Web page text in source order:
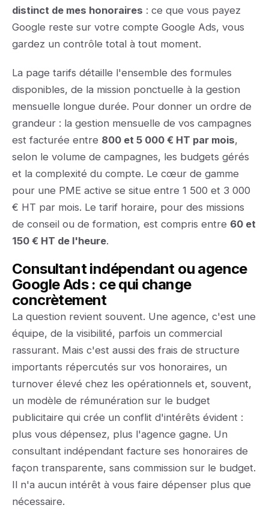
distinct de mes honoraires : ce que vous payez
Google reste sur votre compte Google Ads, vous
gardez un contrôle total à tout moment.
La page tarifs détaille l'ensemble des formules
disponibles, de la mission ponctuelle à la gestion
mensuelle longue durée. Pour donner un ordre de
grandeur : la gestion mensuelle de vos campagnes
est facturée entre 800 et 5 000 € HT par mois,
selon le volume de campagnes, les budgets gérés
et la complexité du compte. Le cœur de gamme
pour une PME active se situe entre 1 500 et 3 000
€ HT par mois. Le tarif horaire, pour des missions
de conseil ou de formation, est compris entre 60 et
150 € HT de l'heure.
Consultant indépendant ou agence
Google Ads : ce qui change
concrètement
La question revient souvent. Une agence, c'est une
équipe, de la visibilité, parfois un commercial
rassurant. Mais c'est aussi des frais de structure
importants répercutés sur vos honoraires, un
turnover élevé chez les opérationnels et, souvent,
un modèle de rémunération sur le budget
publicitaire qui crée un conflit d'intérêts évident :
plus vous dépensez, plus l'agence gagne. Un
consultant indépendant facture ses honoraires de
façon transparente, sans commission sur le budget.
Il n'a aucun intérêt à vous faire dépenser plus que
nécessaire.